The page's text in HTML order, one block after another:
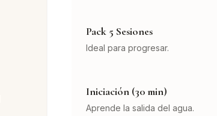
Pack 5 Sesiones
Ideal para progresar.
Iniciación (30 min)
Aprende la salida del agua.